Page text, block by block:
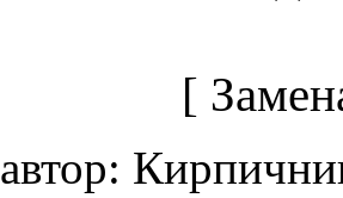
[
автор: